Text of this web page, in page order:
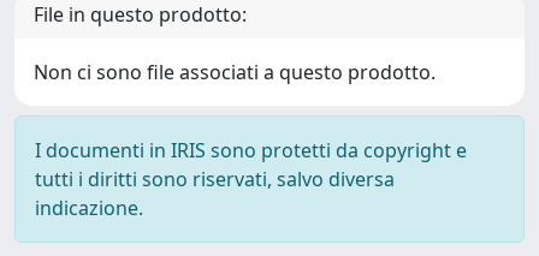
File in questo prodotto:
Non ci sono file associati a questo prodotto.
I documenti in IRIS sono protetti da copyright e
tutti i diritti sono riservati, salvo diversa
indicazione.